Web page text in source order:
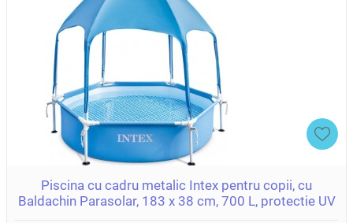
Piscina cu cadru metalic Intex pentru copii, cu
Baldachin Parasolar, 183 x 38 cm, 700 L, protectie UV